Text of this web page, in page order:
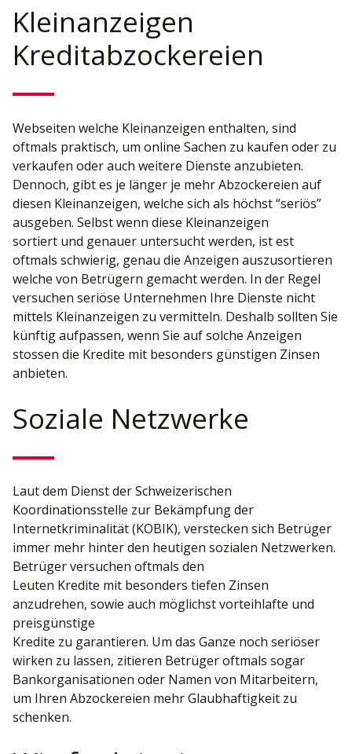
Kleinanzeigen
Kreditabzockereien
Webseiten welche Kleinanzeigen enthalten, sind
oftmals praktisch, um online Sachen zu kaufen oder zu
verkaufen oder auch weitere Dienste anzubieten.
Dennoch, gibt es je länger je mehr Abzockereien auf
diesen Kleinanzeigen, welche sich als höchst “seriös”
ausgeben. Selbst wenn diese Kleinanzeigen
sortiert und genauer untersucht werden, ist est
oftmals schwierig, genau die Anzeigen auszusortieren
welche von Betrügern gemacht werden. In der Regel
versuchen seriöse Unternehmen Ihre Dienste nicht
mittels Kleinanzeigen zu vermitteln. Deshalb sollten Sie
künftig aufpassen, wenn Sie auf solche Anzeigen
stossen die Kredite mit besonders günstigen Zinsen
anbieten.
Soziale Netzwerke
Laut dem Dienst der Schweizerischen
Koordinationsstelle zur Bekämpfung der
Internetkriminalität (KOBIK), verstecken sich Betrüger
immer mehr hinter den heutigen sozialen Netzwerken.
Betrüger versuchen oftmals den
Leuten Kredite mit besonders tiefen Zinsen
anzudrehen, sowie auch möglichst vorteihlafte und
preisgünstige
Kredite zu garantieren. Um das Ganze noch seriöser
wirken zu lassen, zitieren Betrüger oftmals sogar
Bankorganisationen oder Namen von Mitarbeitern,
um Ihren Abzockereien mehr Glaubhaftigkeit zu
schenken.